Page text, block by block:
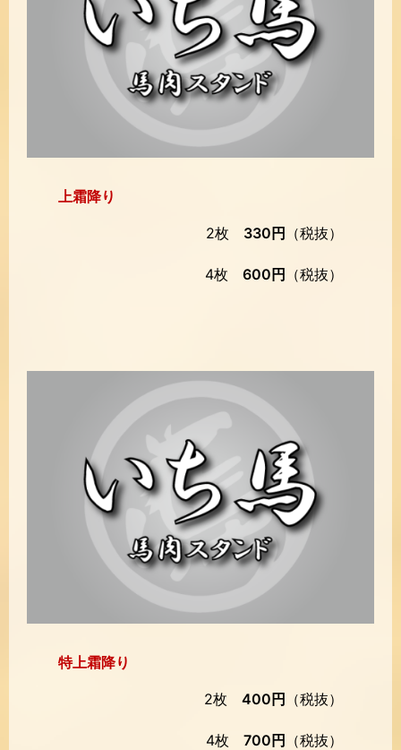
上霜降り
2枚 330円 （税抜）
4枚 600円 （税抜）
特上霜降り
2枚 400円 （税抜）
4枚 700円 （税抜）